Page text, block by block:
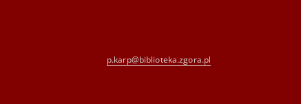
p.karp@biblioteka.zgora.pl